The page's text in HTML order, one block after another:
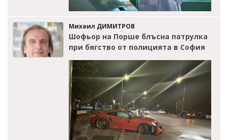
Михаил ДИМИТРОВ
Шофьор на Порше блъсна патрулка
при бягство от полицията в София